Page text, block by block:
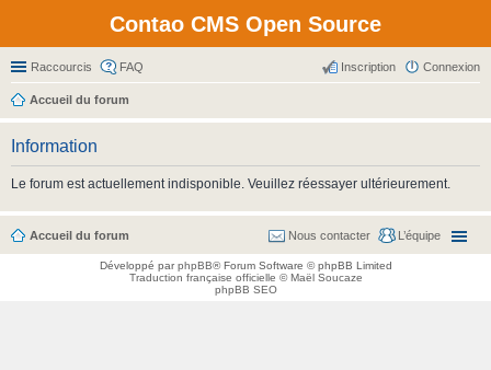
Contao CMS Open Source
Raccourcis FAQ Connexion
Inscription
Accueil du forum
Information
Le forum est actuellement indisponible. Veuillez réessayer ultérieurement.
Accueil du forum L’équipe
Nous contacter
Développé parphpBB® Forum Software © phpBB Limited
Traduction française officielle ©Maël Soucaze
phpBB SEO